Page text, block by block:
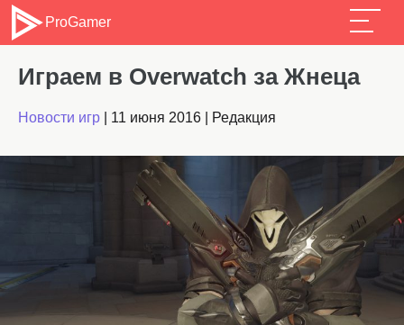
ProGamer
Играем в Overwatch за Жнеца
Новости игр 11 июня 2016 Редакция